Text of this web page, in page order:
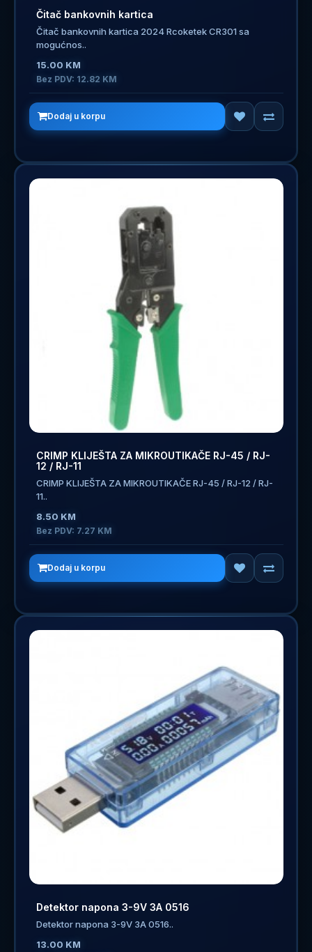
Čitač bankovnih kartica
Čitač bankovnih kartica 2024 Rcoketek CR301 sa
mogućnos..
15.00 KM
Bez PDV: 12.82 KM
Dodaj u korpu
CRIMP KLIJEŠTA ZA MIKROUTIKAČE RJ-45 / RJ-
12 / RJ-11
CRIMP KLIJEŠTA ZA MIKROUTIKAČE RJ-45 / RJ-12 / RJ-
11..
8.50 KM
Bez PDV: 7.27 KM
Dodaj u korpu
Detektor napona 3-9V 3A 0516
Detektor napona 3-9V 3A 0516..
13.00 KM